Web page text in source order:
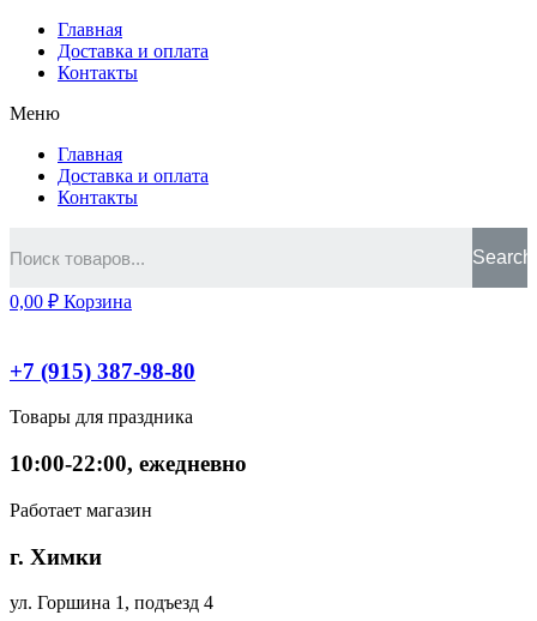
Главная
Доставка и оплата
Контакты
Меню
Главная
Доставка и оплата
Контакты
Search
0,00 ₽ Корзина
+7 (915) 387-98-80
Товары для праздника
10:00-22:00, ежедневно
Работает магазин
г. Химки
ул. Горшина 1, подъезд 4